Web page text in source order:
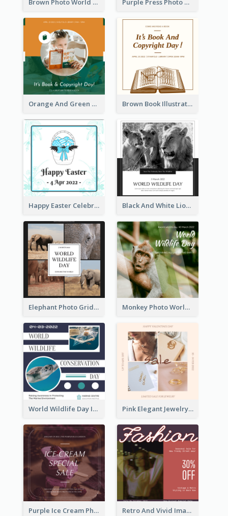
Brown Photo World Press Freedom Day Instagram Post Purple Press Photo World Press Freedom Day Instagram Post
Orange And Green Photo Book And Copyright Day Instagram Post Brown Book Illustration Book And Copyright Day Instagram Post
Happy Easter Celebration Instagram Post Black And White Lion World Wildlife Day Instagram Post
Elephant Photo Grid World Wildlife Day Instagram Post Monkey Photo World Wildlife Day Instagram Post
World Wildlife Day Instagram Post Pink Elegant Jewelry Sale Valentines Day Instagram Post
Purple Ice Cream Photo Dessert Sale Instagram Post Retro And Vivid Image Instagram Post Design Idea